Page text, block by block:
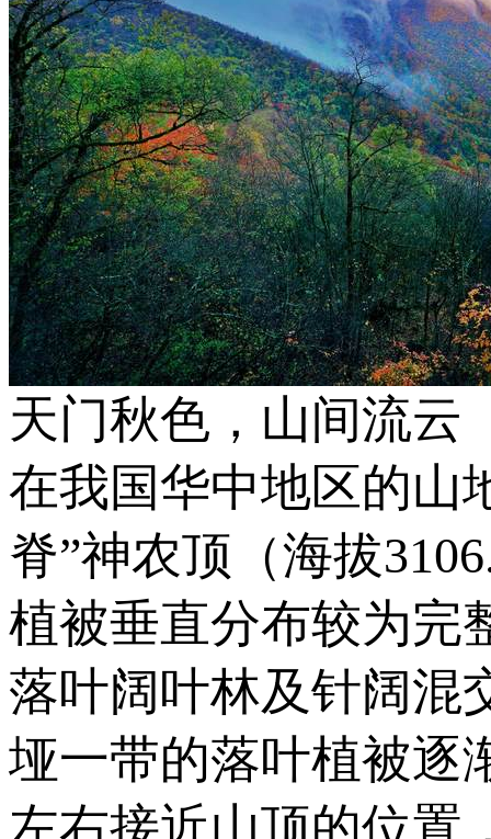
天门秋色，山间流云
在我国华中地区的山
脊”神农顶（海拔
植被垂直分布较为完
落叶阔叶林及针阔混
垭一带的落叶植被逐
左右接近山顶的位置